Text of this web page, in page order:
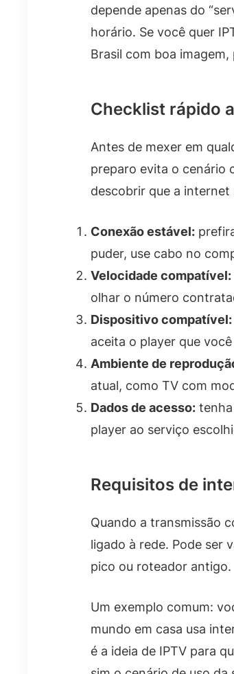
depende apenas do
horário. Se você quer
Brasil com boa
Checklist rápido
Antes de mexer em
preparo evita o cenário
descobrir que a
Conexão estável:
puder, use cabo no
Velocidade compatível:
olhar o número
Dispositivo compatível:
aceita o player que você
Ambiente de
atual, como TV com
Dados de acesso:
player ao serviço
Requisitos de
Quando a transmissão
ligado à rede. Pode ser
pico ou roteador antigo.
Um exemplo comum:
mundo em casa usa
é a ideia de IPTV para